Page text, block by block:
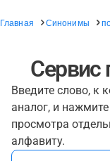
Главная Синонимы
Сервис
Введите слово, к
аналог, и
просмотра
алфавиту.